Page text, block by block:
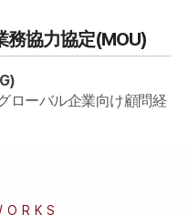
人）
人）
声
務協力協定(MOU)
)
ローバル企業向け顧問経